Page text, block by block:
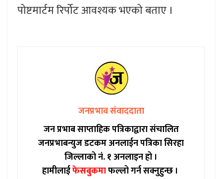
पोष्टमार्टम रिर्पोट आवश्यक भएको बताए ।
जनप्रभाव संवाददाता
जन प्रभाब साप्ताहिक पत्रिकाद्वारा संचालित
जनप्रभाबन्युज डटकम अनलाईन पत्रिका सिरहा
जिल्लाको नं. १ अनलाइन हो ।
हामीलाईफेसबुकमाफल्लो गर्न सक्नुहुन्छ ।